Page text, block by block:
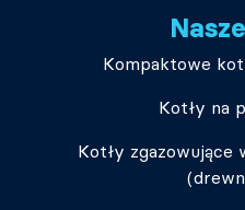
Kompaktowe
Kotły na
Kotły zgazowujące